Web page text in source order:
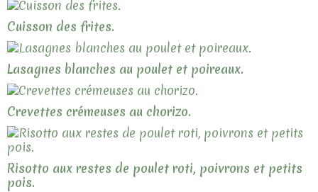
Cuisson des frites.
Lasagnes blanches au poulet et poireaux.
Crevettes crémeuses au chorizo.
Risotto aux restes de poulet roti, poivrons et petits
pois.